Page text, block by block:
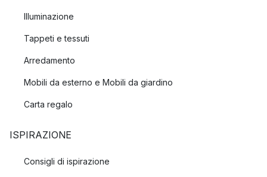
Illuminazione
Tappeti e tessuti
Arredamento
Mobili da esterno e Mobili da giardino
Carta regalo
ISPIRAZIONE
Consigli di ispirazione